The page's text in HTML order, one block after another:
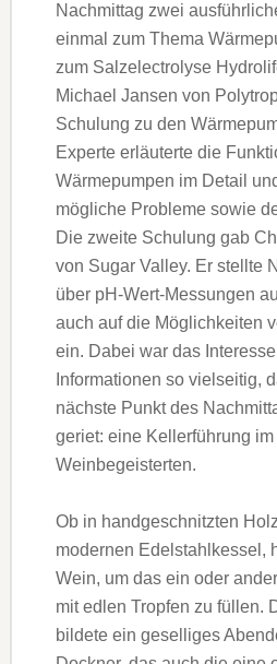
Nachmittag zwei
einmal zum Thema
zum Salzelectrolyse
Michael Jansen von
Schulung zu den
Experte erläuterte die
Wärmepumpen im Detail
mögliche Probleme sowie
Die zweite Schulung gab
von Sugar Valley. Er stellte
über pH-Wert-Messungen
auch auf die Möglichkeiten
ein. Dabei war das
Informationen so vielseitig,
nächste Punkt des
geriet: eine Kellerführung
Weinbegeisterten.
Ob in handgeschnitzten
modernen Edelstahlkessel,
Wein, um das ein oder
mit edlen Tropfen zu füllen.
bildete ein geselliges